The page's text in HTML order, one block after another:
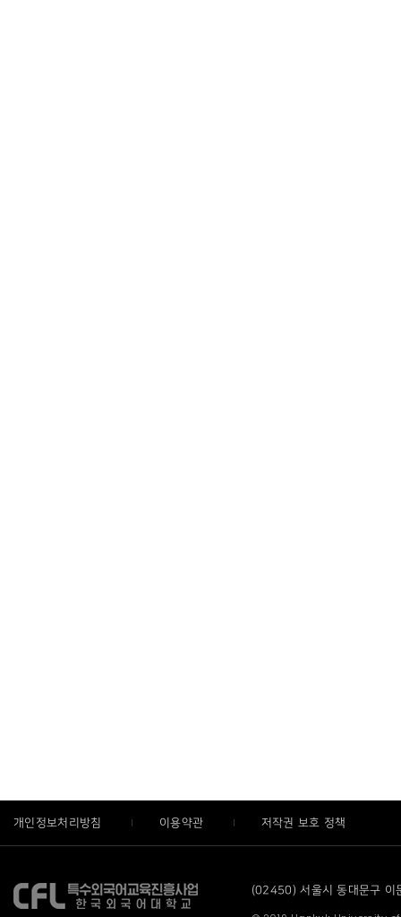
개인정보처리방침 이용약관 저작권 보호 정책
(02450) 서울시 동대문구